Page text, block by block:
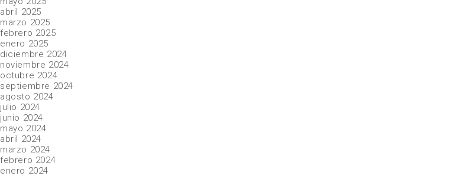
abril 2025
marzo 2025
febrero 2025
enero 2025
diciembre 2024
noviembre 2024
octubre 2024
septiembre 2024
agosto 2024
julio 2024
junio 2024
mayo 2024
abril 2024
marzo 2024
febrero 2024
enero 2024